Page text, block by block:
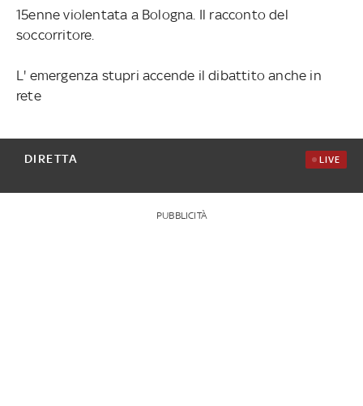
15enne violentata a Bologna. Il racconto del
soccorritore.
L' emergenza stupri accende il dibattito anche in
rete
DIRETTA LIVE
PUBBLICITÀ